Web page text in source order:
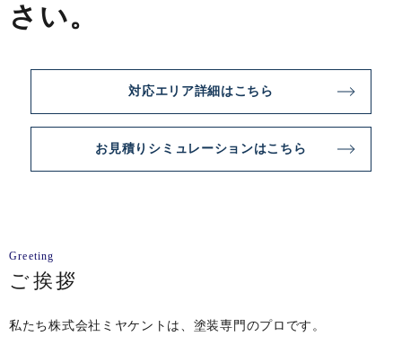
さい。
対応エリア詳細はこちら
お見積りシミュレーションはこちら
Greeting
ご挨拶
私たち株式会社ミヤケントは、塗装専門のプロです。